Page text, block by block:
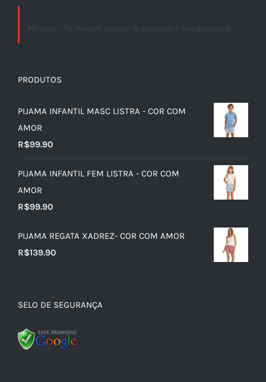
Mystère - As maiores marcas do mercado à sua disposição
PRODUTOS
PIJAMA INFANTIL MASC LISTRA - COR COM
AMOR
R$99.90
PIJAMA INFANTIL FEM LISTRA - COR COM
AMOR
R$99.90
PIJAMA REGATA XADREZ- COR COM AMOR
R$139.90
SELO DE SEGURANÇA